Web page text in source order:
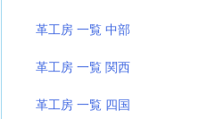
革工房 一覧 中部
革工房 一覧 関西
革工房 一覧 四国